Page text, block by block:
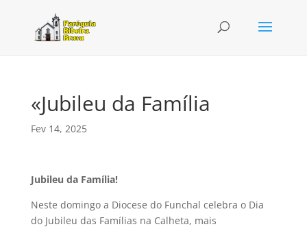
«Jubileu da Família
Fev 14, 2025
Jubileu da Família!
Neste domingo a Diocese do Funchal celebra o Dia
do Jubileu das Famílias na Calheta, mais